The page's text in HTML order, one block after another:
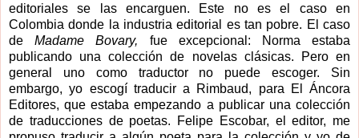
editoriales se las encarguen. Este no es el caso en
Colombia donde la industria editorial es tan pobre. El caso
deMadame Bovary, fue excepcional: Norma estaba
publicando una colección de novelas clásicas. Pero en
general uno como traductor no puede escoger. Sin
embargo, yo escogí traducir a Rimbaud, para El Áncora
Editores, que estaba empezando a publicar una colección
de traducciones de poetas. Felipe Escobar, el editor, me